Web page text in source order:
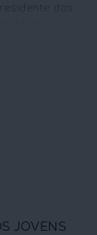
JOVENS